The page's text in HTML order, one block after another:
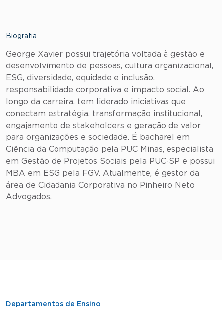
Biografia
George Xavier possui trajetória voltada à gestão e
desenvolvimento de pessoas, cultura organizacional,
ESG, diversidade, equidade e inclusão,
responsabilidade corporativa e impacto social. Ao
longo da carreira, tem liderado iniciativas que
conectam estratégia, transformação institucional,
engajamento de stakeholders e geração de valor
para organizações e sociedade. É bacharel em
Ciência da Computação pela PUC Minas, especialista
em Gestão de Projetos Sociais pela PUC-SP e possui
MBA em ESG pela FGV. Atualmente, é gestor da
área de Cidadania Corporativa no Pinheiro Neto
Advogados.
Departamentos de Ensino